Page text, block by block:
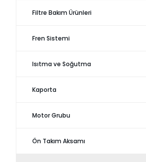
Filtre Bakım Ürünleri
Fren Sistemi
Isıtma ve Soğutma
Kaporta
Motor Grubu
Ön Takım Aksamı